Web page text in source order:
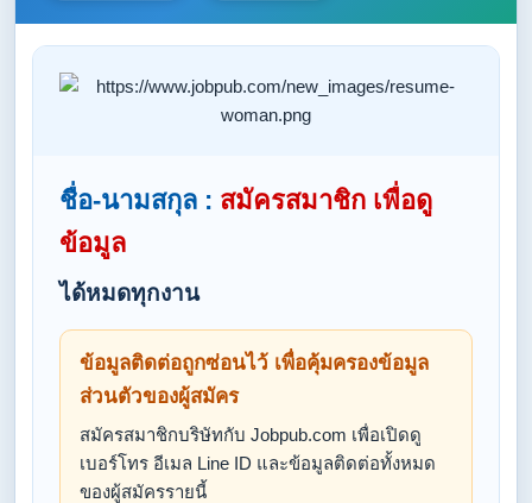
ชื่อ-นามสกุล : สมัครสมาชิก เพื่อดู
ข้อมูล
ได้หมดทุกงาน
ข้อมูลติดต่อถูกซ่อนไว้ เพื่อคุ้มครองข้อมูล
ส่วนตัวของผู้สมัคร
สมัครสมาชิกบริษัทกับ Jobpub.com เพื่อเปิดดู
เบอร์โทร อีเมล Line ID และข้อมูลติดต่อทั้งหมด
ของผู้สมัครรายนี้